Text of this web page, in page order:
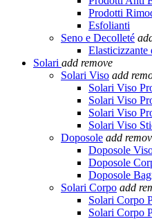
Prodotti
Esfolianti
Seno e Decolleté
Elasticizzante
Solari add remove
Solari Viso add
Solari Viso
Solari Viso
Solari Viso
Solari Viso
Doposole add
Doposole
Doposole
Doposole
Solari Corpo add
Solari Corpo
Solari Corpo